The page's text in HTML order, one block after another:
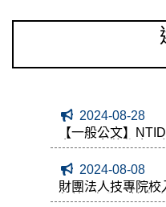
2024-08-28
【一般公文】
會員子女獎學金開
2024-08-08
財團法人技專院校
年第3次全國技術